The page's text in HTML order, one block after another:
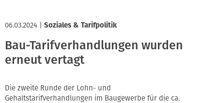
06.03.2024 Soziales & Tarifpolitik
Bau-Tarifverhandlungen wurden
erneut vertagt
Die zweite Runde der Lohn- und
Gehaltstarifverhandlungen im Baugewerbe für die ca.